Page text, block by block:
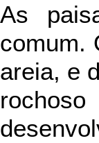
As
comum.
areia, e